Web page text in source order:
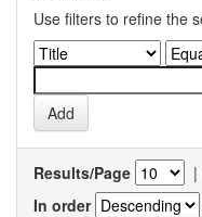
Use filters to refine the
Results/Page |
In order